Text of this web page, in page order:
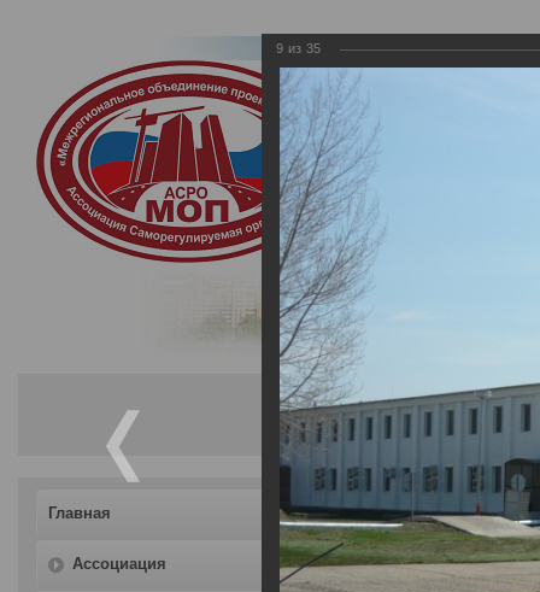
Саморегулируемая
Главная
Ассоциация
АО «Энком»
Главная Объекты членов
9 из 35